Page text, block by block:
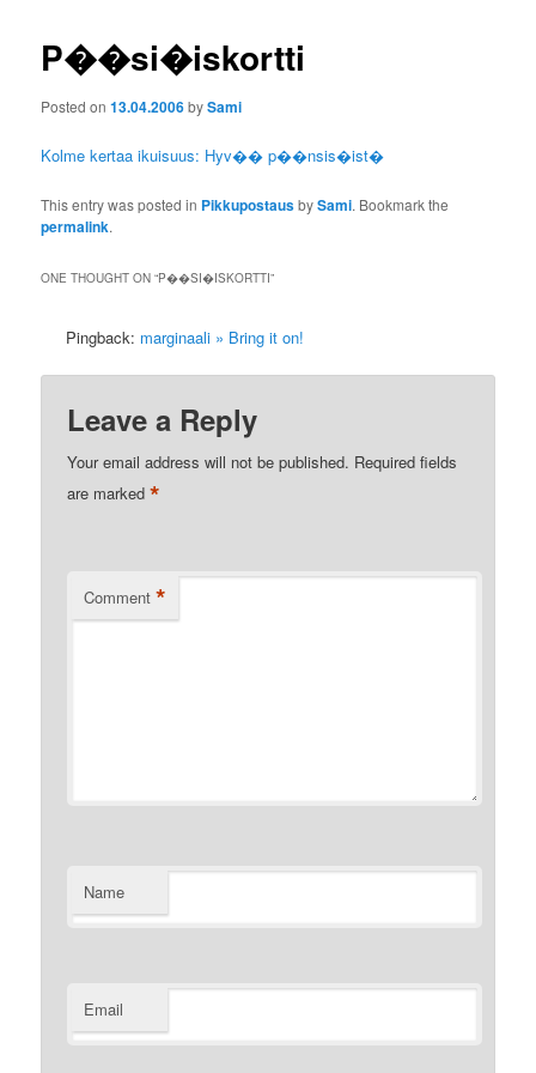
P��si�iskortti
Posted on13.04.2006bySami
Kolme kertaa ikuisuus: Hyv�� p��nsis�ist�
This entry was posted in PikkupostausbySami. Bookmark the
permalink.
ONE THOUGHT ON “P��SI�ISKORTTI”
Pingback: marginaali » Bring it on!
Leave a Reply
Your email address will not be published. Required fields
are marked*
Comment *
Name
Email